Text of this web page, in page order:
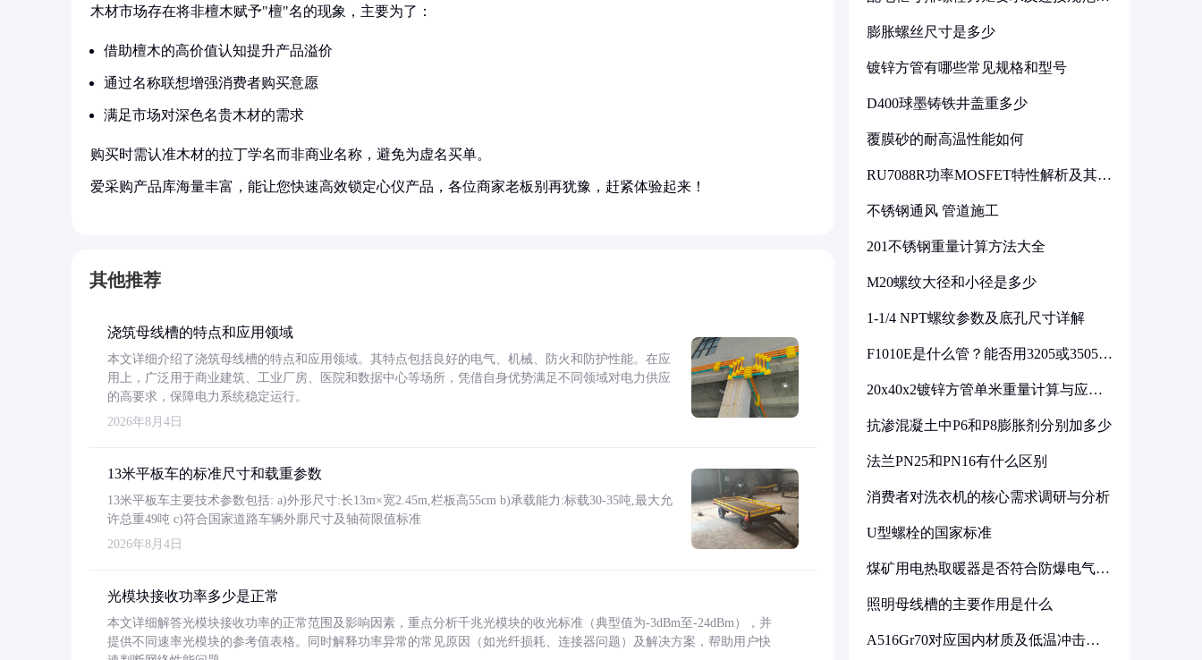
木材市场存在将非檀木赋予"檀"名的现象，主要为了：
借助檀木的高价值认知提升产品溢价
通过名称联想增强消费者购买意愿
满足市场对深色名贵木材的需求
购买时需认准木材的拉丁学名而非商业名称，避免为虚名买单。
爱采购产品库海量丰富，能让您快速高效锁定心仪产品，各位商家老板别再犹豫，赶紧体验起来！
其他推荐
浇筑母线槽的特点和应用领域
本文详细介绍了浇筑母线槽的特点和应用领域。其特点包括良好的电气、机械、防火和防护性能。在应
用上，广泛用于商业建筑、工业厂房、医院和数据中心等场所，凭借自身优势满足不同领域对电力供应
的高要求，保障电力系统稳定运行。
2026年8月4日
13米平板车的标准尺寸和载重参数
13米平板车主要技术参数包括: a)外形尺寸:长13m×宽2.45m,栏板高55cm b)承载能力:标载30-35吨,最大允
许总重49吨 c)符合国家道路车辆外廓尺寸及轴荷限值标准
2026年8月4日
光模块接收功率多少是正常
本文详细解答光模块接收功率的正常范围及影响因素，重点分析千兆光模块的收光标准（典型值为-3dBm至-24dBm），并
提供不同速率光模块的参考值表格。同时解释功率异常的常见原因（如光纤损耗、连接器问题）及解决方案，帮助用户快
膨胀螺丝尺寸是多少
镀锌方管有哪些常见规格和型号
D400球墨铸铁井盖重多少
覆膜砂的耐高温性能如何
RU7088R功率MOSFET特性解析及其在
不锈钢通风 管道施工
201不锈钢重量计算方法大全
M20螺纹大径和小径是多少
1-1/4 NPT螺纹参数及底孔尺寸详解
F1010E是什么管？能否用3205或3505代
20x40x2镀锌方管单米重量计算与应用
抗渗混凝土中P6和P8膨胀剂分别加多少
法兰PN25和PN16有什么区别
消费者对洗衣机的核心需求调研与分析
U型螺栓的国家标准
煤矿用电热取暖器是否符合防爆电气设
照明母线槽的主要作用是什么
A516Gr70对应国内材质及低温冲击要